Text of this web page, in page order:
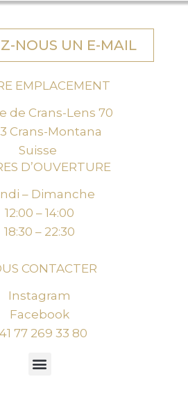
NOUS UN E-MAIL
EMPLACEMENT
de Crans-Lens 70
Crans-Montana
Suisse
D’OUVERTURE
– Dimanche
12:00 – 14:00
18:30 – 22:30
CONTACTER
Instagram
Facebook
77 269 33 80
Menu